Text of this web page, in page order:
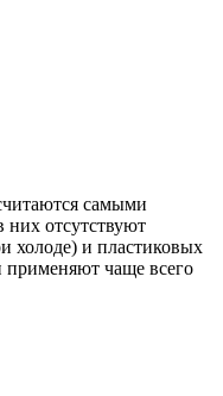
самыми
отсутствуют
холоде) и пластиковых
применяют чаще всего